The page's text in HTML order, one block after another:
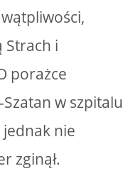
Strach i
porażce
w szpitalu
nie
zginął.